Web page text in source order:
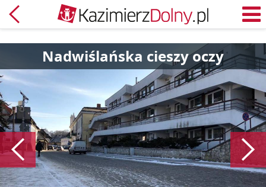
Powrót
Nadwiślańska cieszy oczy
Poprzedni